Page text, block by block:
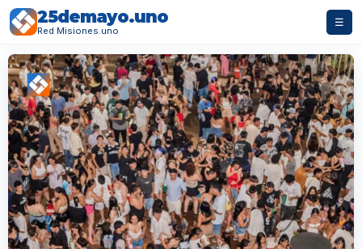
25demayo.uno
Red Misiones.uno
☰